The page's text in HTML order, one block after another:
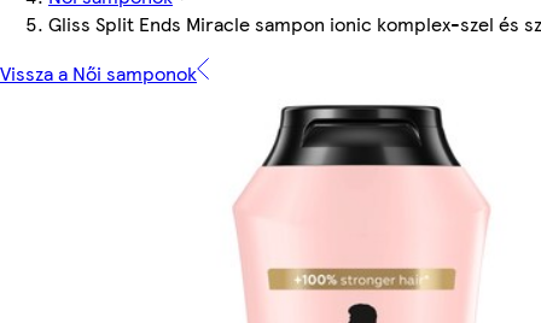
Gliss Split Ends Miracle sampon ionic komplex-szel és
Vissza a Női samponok